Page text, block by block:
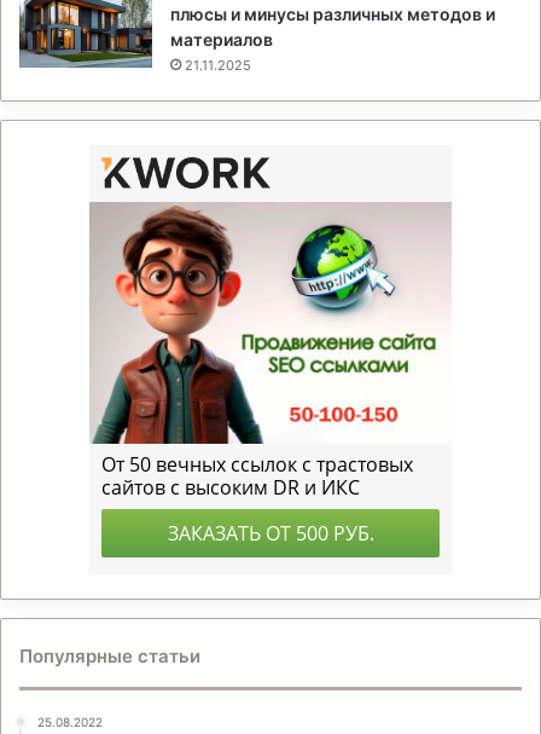
плюсы и минусы различных методов и
материалов
21.11.2025
Популярные статьи
25.08.2022